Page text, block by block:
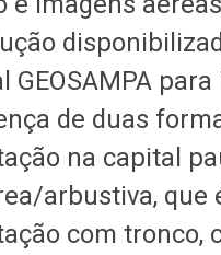
GEOSAMPA
de duas
na capital
arbustiva, que
com tronco,